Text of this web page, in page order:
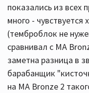
показались из всех
много -
(темброблок не
сравнивал с МА
заметна разница в
барабанщик
на МА Bronze 2